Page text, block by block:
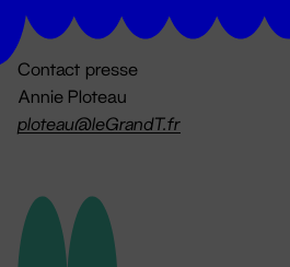
Contact presse
Annie Ploteau
ploteau@leGrandT.fr